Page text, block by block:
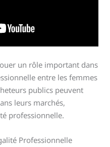
un rôle important dans
entre les femmes
publics peuvent
leurs marchés,
professionnelle.
Professionnelle